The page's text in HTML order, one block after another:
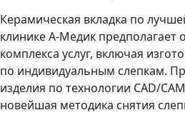
Керамическая вкладка по
клинике А-Медик предполагает
комплекса услуг, включая
по индивидуальным слепкам.
изделия по технологии CAD/
новейшая методика снятия